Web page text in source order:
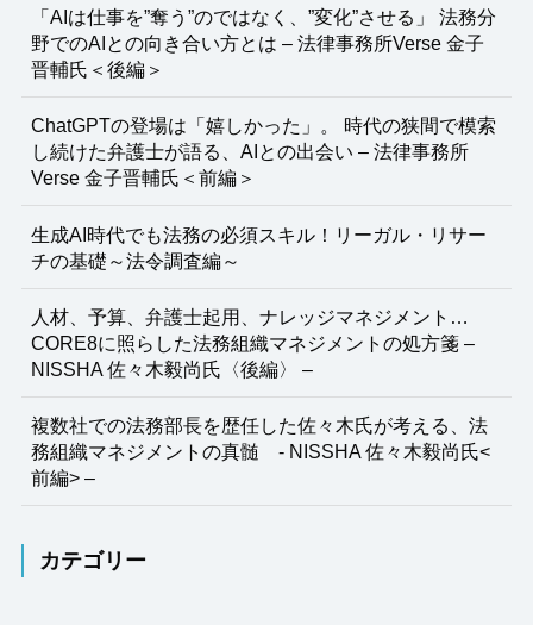
「AIは仕事を”奪う”のではなく、”変化”させる」 法務分
野でのAIとの向き合い方とは – 法律事務所Verse 金子
晋輔氏＜後編＞
ChatGPTの登場は「嬉しかった」。 時代の狭間で模索
し続けた弁護士が語る、AIとの出会い – 法律事務所
Verse 金子晋輔氏＜前編＞
生成AI時代でも法務の必須スキル！リーガル・リサー
チの基礎～法令調査編～
人材、予算、弁護士起用、ナレッジマネジメント…
CORE8に照らした法務組織マネジメントの処方箋 –
NISSHA 佐々木毅尚氏〈後編〉 –
複数社での法務部長を歴任した佐々木氏が考える、法
務組織マネジメントの真髄 - NISSHA 佐々木毅尚氏<
前編> –
カテゴリー